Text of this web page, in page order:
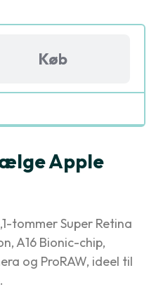
Køb
Apple
tommer Super Retina
A16 Bionic-chip,
og ProRAW, ideel til